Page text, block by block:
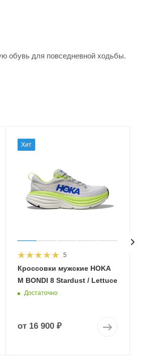
обувь для повседневной ходьбы.
Хит
5
Кроссовки мужские HOKA
M BONDI 8 Stardust / Lettuce
Достаточно
от 16 900 ₽